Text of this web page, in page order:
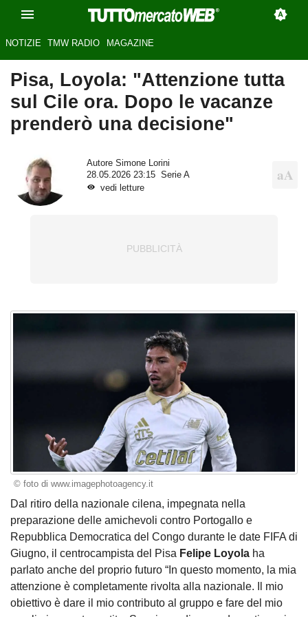
NOTIZIE TMW RADIO MAGAZINE
Pisa, Loyola: "Attenzione tutta
sul Cile ora. Dopo le vacanze
prenderò una decisione"
Autore Simone Lorini
28.05.2026 23:15
Serie A
vedi letture
© foto di www.imagephotoagency.it
Dal ritiro della nazionale cilena, impegnata nella
preparazione delle amichevoli contro Portogallo e
Repubblica Democratica del Congo durante le date FIFA di
Giugno, il centrocampista del Pisa Felipe Loyola ha
parlato anche del proprio futuro “In questo momento, la mia
attenzione è completamente rivolta alla nazionale. Il mio
obiettivo è dare il mio contributo al gruppo e fare del mio